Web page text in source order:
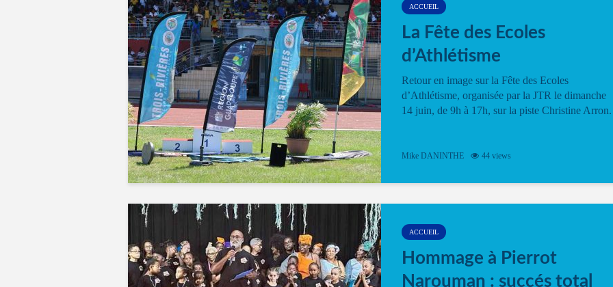
ACCUEIL
La Fête des Ecoles
d’Athlétisme
Retour en image sur la Fête des Ecoles
d’Athlétisme, organisée par la JTR le dimanche
14 juin, de 9h à 17h, sur la piste Christine Arron.
Mike DANINTHE 44 views
ACCUEIL
Hommage à Pierrot
Narouman : succés total